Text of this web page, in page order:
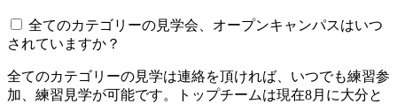
全てのカテゴリーの見学会、オープンキャンパスはいつ
されていますか？​​​​​
全てのカテゴリーの見学は連絡を頂ければ、いつでも練習参
加、練習見学が可能です。トップチームは現在8月に大分と